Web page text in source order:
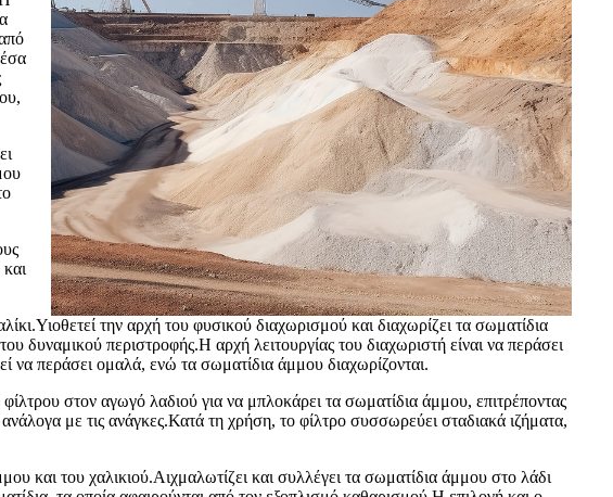
την αρχή του φυσικού διαχωρισμού και διαχωρίζει τα σωματίδια
δυναμικού περιστροφής.Η αρχή λειτουργίας του διαχωριστή είναι να περάσει
περάσει ομαλά, ενώ τα σωματίδια άμμου διαχωρίζονται.
στον αγωγό λαδιού για να μπλοκάρει τα σωματίδια άμμου, επιτρέποντας
με τις ανάγκες.Κατά τη χρήση, το φίλτρο συσσωρεύει σταδιακά ιζήματα,
και του χαλικιού.Αιχμαλωτίζει και συλλέγει τα σωματίδια άμμου στο λάδι